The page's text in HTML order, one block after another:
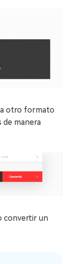
a otro formato
de manera
convertir un